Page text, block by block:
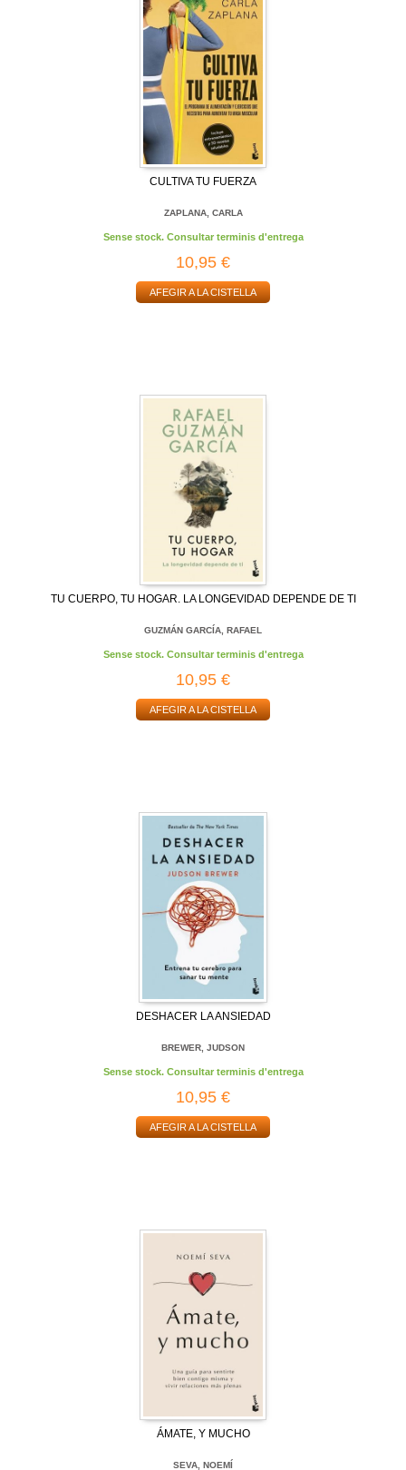
CULTIVA TU FUERZA
ZAPLANA, CARLA
Sense stock. Consultar terminis d'entrega
10,95 €
AFEGIR A LA CISTELLA
TU CUERPO, TU HOGAR. LA LONGEVIDAD DEPENDE DE TI
GUZMÁN GARCÍA, RAFAEL
Sense stock. Consultar terminis d'entrega
10,95 €
AFEGIR A LA CISTELLA
DESHACER LA ANSIEDAD
BREWER, JUDSON
Sense stock. Consultar terminis d'entrega
10,95 €
AFEGIR A LA CISTELLA
ÁMATE, Y MUCHO
SEVA, NOEMÍ